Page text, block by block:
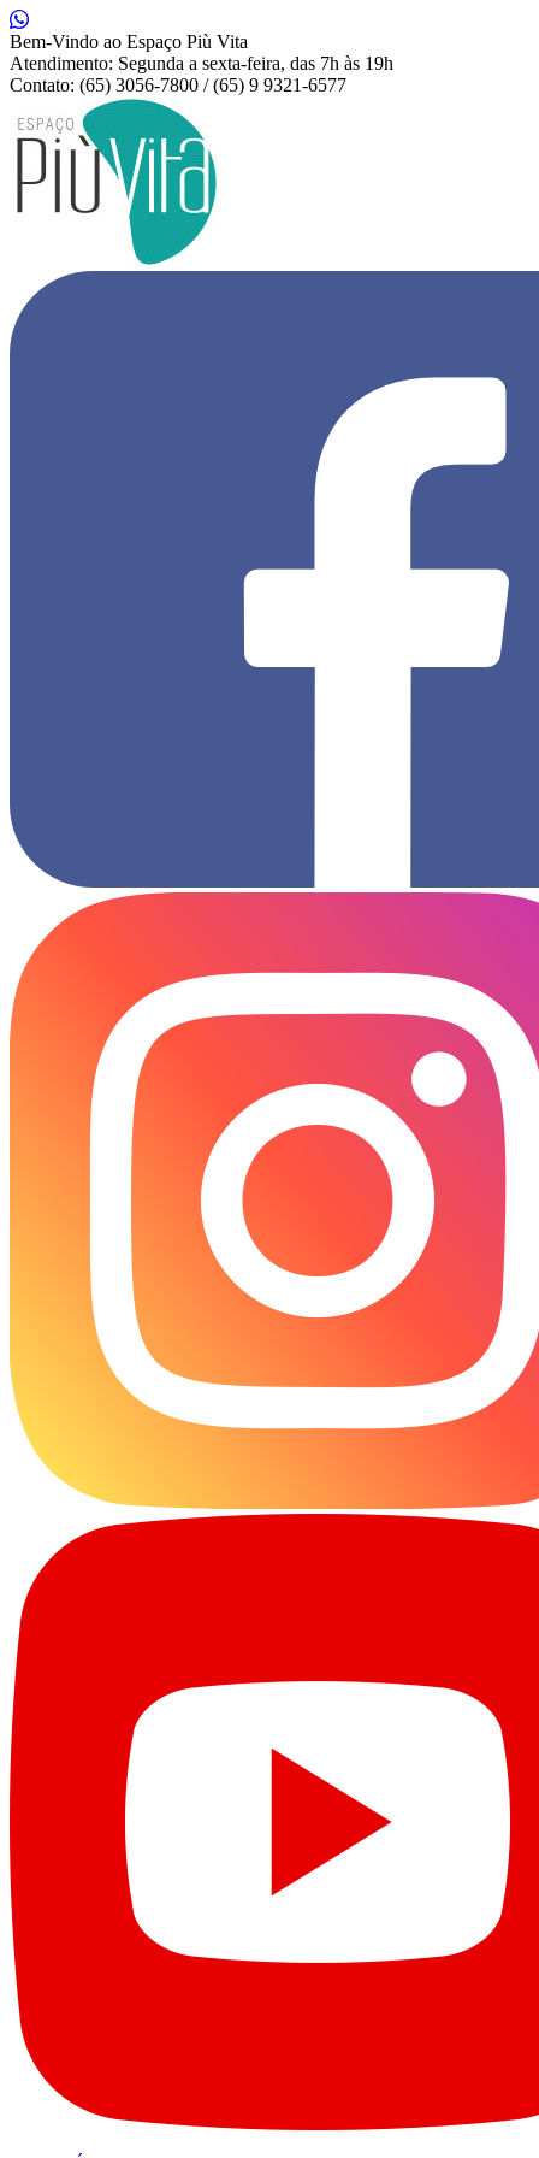
Bem-Vindo ao Espaço Più Vita
Atendimento: Segunda a sexta-feira, das 7h às 19h
Contato: (65) 3056-7800 / (65) 9 9321-6577